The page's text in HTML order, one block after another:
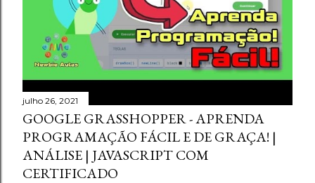
julho 26, 2021
GOOGLE GRASSHOPPER - APRENDA
PROGRAMAÇÃO FÁCIL E DE GRAÇA! |
ANÁLISE | JAVASCRIPT COM
CERTIFICADO